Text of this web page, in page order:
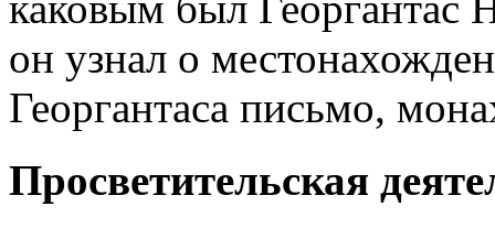
он узнал о
Георгантаса письмо,
Просветительская